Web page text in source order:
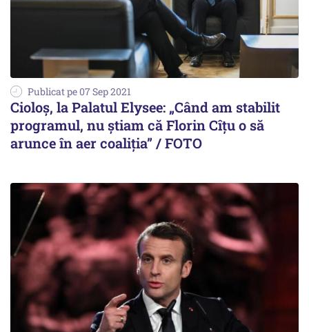
Publicat pe 07 Sep 2021
Cioloș, la Palatul Elysee: „Când am stabilit
programul, nu știam că Florin Cîțu o să
arunce în aer coaliția” / FOTO